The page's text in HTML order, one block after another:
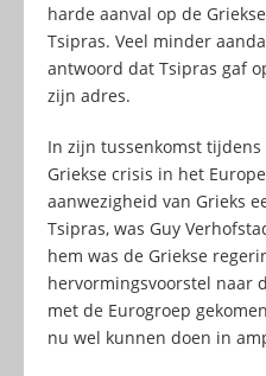
harde aanval op de
Tsipras. Veel minder
antwoord dat Tsipras gaf
zijn adres.
In zijn tussenkomst
Griekse crisis in het
aanwezigheid van Grieks
Tsipras, was Guy
hem was de Griekse
hervormingsvoorstel naar
met de Eurogroep
nu wel kunnen doen in